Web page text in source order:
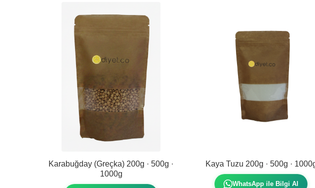
Karabuğday (Greçka) 200g · 500g ·
1000g
Kaya Tuzu 200g · 500g ·
WhatsApp ile Bilgi Al